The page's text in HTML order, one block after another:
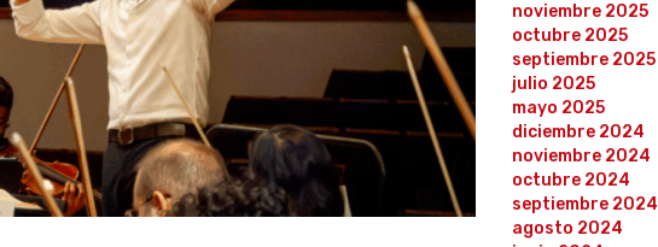
noviembre 2025
octubre 2025
septiembre 2025
julio 2025
mayo 2025
diciembre 2024
noviembre 2024
octubre 2024
septiembre 2024
agosto 2024